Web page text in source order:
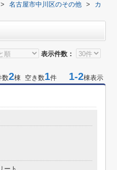
> 名古屋市中川区のその他 >
カ
表示件数：
数2棟 空き数1件 1-2棟表示